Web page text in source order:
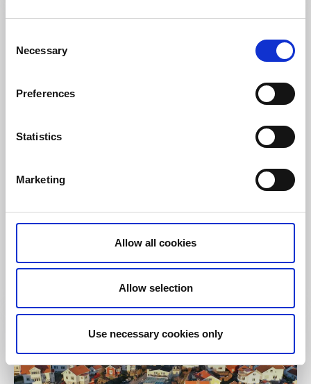
Selection
Necessary
Preferences
Statistics
Marketing
Allow all cookies
Allow selection
Use necessary cookies only
Café & Konditorier
Flatön, Orust
Handelsman Flink